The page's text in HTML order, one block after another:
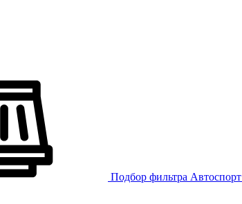
Подбор фильтра Автоспорт